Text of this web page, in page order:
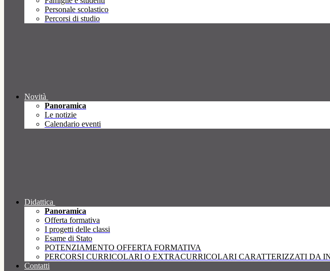
Personale scolastico
Percorsi di studio
Novità
Panoramica
Le notizie
Calendario eventi
Didattica
Panoramica
Offerta formativa
I progetti delle classi
Esame di Stato
POTENZIAMENTO OFFERTA FORMATIVA
PERCORSI CURRICOLARI O EXTRACURRICOLARI CARATTERIZZATI DA
Contatti